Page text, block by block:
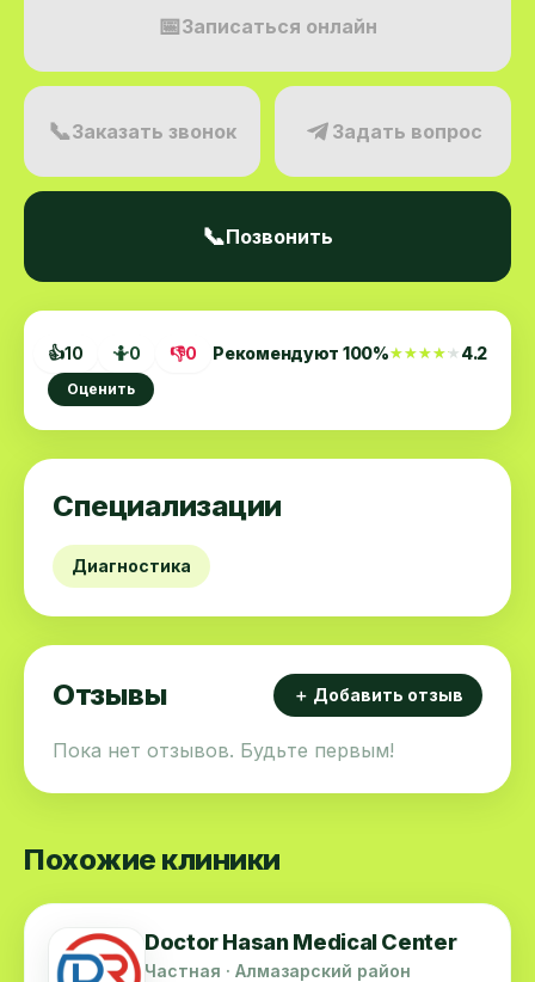
👍10 🤷0 👎0 Рекомендуют 100%★★★★★
★★★★★4.2
Оценить
Специализации
Диагностика
Отзывы ＋ Добавить отзыв
Пока нет отзывов. Будьте первым!
📅Записаться онлайн
📞Заказать звонок Задать вопрос
📞Позвонить
Похожие клиники
Doctor Hasan Medical Center
Частная · Алмазарский район